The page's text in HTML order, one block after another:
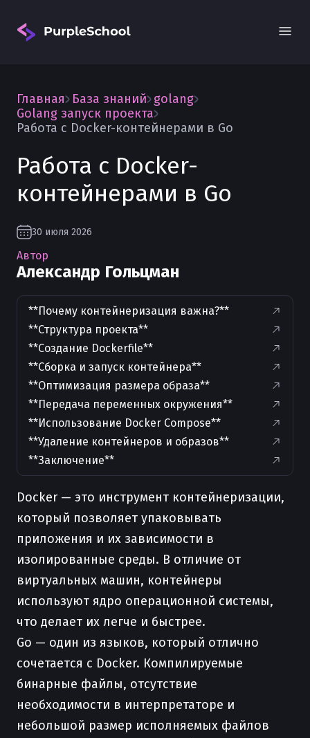
Главная База знаний golang
Golang запуск проекта
Работа с Docker-контейнерами в Go
Работа с Docker-
контейнерами в Go
30 июля 2026
Автор
Александр Гольцман
**Почему контейнеризация важна?**
**Структура проекта**
**Создание Dockerfile**
**Сборка и запуск контейнера**
**Оптимизация размера образа**
**Передача переменных окружения**
**Использование Docker Compose**
**Удаление контейнеров и образов**
**Заключение**
Docker — это инструмент контейнеризации,
который позволяет упаковывать
приложения и их зависимости в
изолированные среды. В отличие от
виртуальных машин, контейнеры
используют ядро операционной системы,
что делает их легче и быстрее.
Go — один из языков, который отлично
сочетается с Docker. Компилируемые
бинарные файлы, отсутствие
необходимости в интерпретаторе и
небольшой размер исполняемых файлов